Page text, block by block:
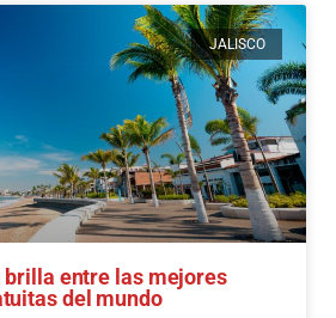
JALISCO
entre las mejores
del mundo